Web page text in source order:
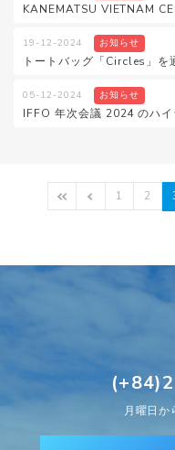
19-12-2024 お知らせ
05-12-2024 お知らせ
IFFO 年次会議 2024 のハイ
1 2
月曜日